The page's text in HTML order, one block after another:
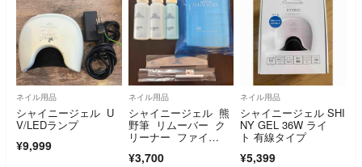
ネイル用品
シャイニージェル U
V/LEDランプ
¥9,999
ネイル用品
シャイニージェル 熊
野筆 リムーバー ク
リーナー ファイ
¥3,700
ネイル用品
シャイニージェル SHI
NY GEL 36W ライ
ト 有線タイプ
¥5,399